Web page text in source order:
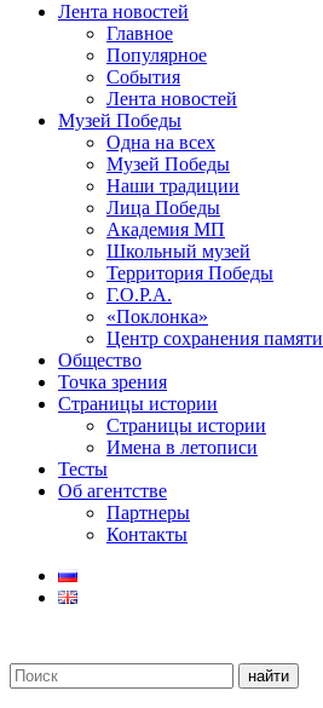
Лента новостей
Главное
Популярное
События
Лента новостей
Музей Победы
Одна на всех
Музей Победы
Наши традиции
Лица Победы
Академия МП
Школьный музей
Территория Победы
Г.О.Р.А.
«Поклонка»
Центр сохранения памяти
Общество
Точка зрения
Страницы истории
Страницы истории
Имена в летописи
Тесты
Об агентстве
Партнеры
Контакты